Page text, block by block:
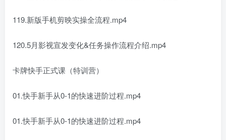
119.新版手机剪映实操全流程.mp4
120.5月影视宣发变化&任务操作流程介绍.mp4
卡牌快手正式课（特训营）
01.快手新手从0-1的快速进阶过程.mp4
01.快手新手从0-1的快速进阶过程.mp4